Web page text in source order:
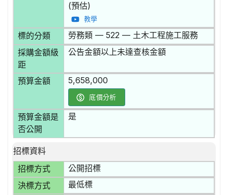
(預估)
教學
標的分類 勞務類 — 522 — 土木工程施工服務
採購金額級
距
公告金額以上未達查核金額
預算金額 5,658,000
底價分析
預算金額是
否公開
是
招標資料
招標方式
公開招標
決標方式 最低標